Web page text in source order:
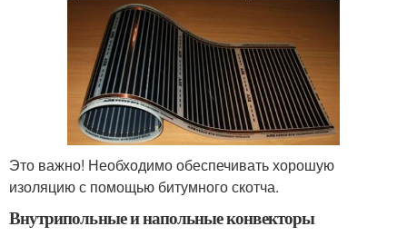
Это важно! Необходимо обеспечивать хорошую
изоляцию с помощью битумного скотча.
Внутрипольные и напольные конвекторы